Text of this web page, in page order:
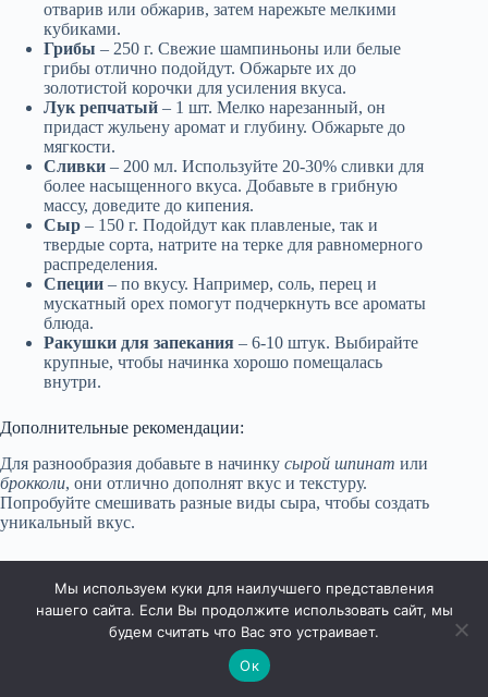
отварив или обжарив, затем нарежьте мелкими
кубиками.
Грибы – 250 г. Свежие шампиньоны или белые
грибы отлично подойдут. Обжарьте их до
золотистой корочки для усиления вкуса.
Лук репчатый – 1 шт. Мелко нарезанный, он
придаст жульену аромат и глубину. Обжарьте до
мягкости.
Сливки – 200 мл. Используйте 20-30% сливки для
более насыщенного вкуса. Добавьте в грибную
массу, доведите до кипения.
Сыр – 150 г. Подойдут как плавленые, так и
твердые сорта, натрите на терке для равномерного
распределения.
Специи – по вкусу. Например, соль, перец и
мускатный орех помогут подчеркнуть все ароматы
блюда.
Ракушки для запекания – 6-10 штук. Выбирайте
крупные, чтобы начинка хорошо помещалась
внутри.
Дополнительные рекомендации:
Для разнообразия добавьте в начинку сырой шпинат или
брокколи, они отлично дополнят вкус и текстуру.
Попробуйте смешивать разные виды сыра, чтобы создать
уникальный вкус.
свежей зеленью для яркого акцента.
Мы используем куки для наилучшего представления
нашего сайта. Если Вы продолжите использовать сайт, мы
будем считать что Вас это устраивает.
Ок